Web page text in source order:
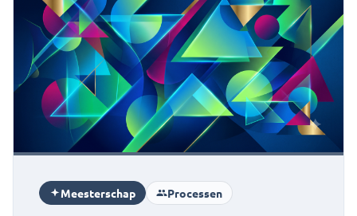
Meesterschap Processen